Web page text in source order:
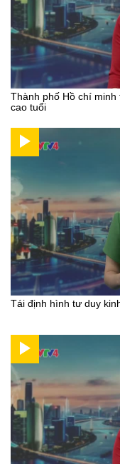
Thành phố Hồ chí
cao tuổi
Tái định hình tư duy